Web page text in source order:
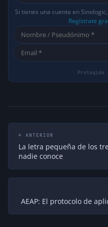
Si tienes una cuenta en
Regístrate
← ANTERIOR
La letra pequeña de los
nadie conoce
AEAP: El protocolo de